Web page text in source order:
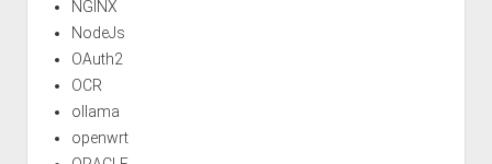
NGINX
NodeJs
OAuth2
OCR
ollama
openwrt